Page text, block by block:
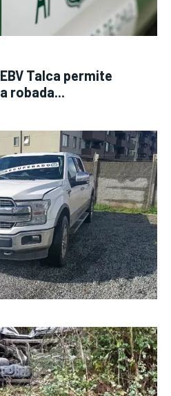
Talca permite
robada...